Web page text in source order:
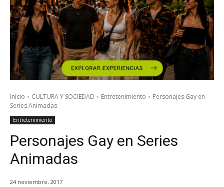
Inicio CULTURA Y SOCIEDAD Entretenimiento
Personajes Gay en
Series Animadas
Entretenimiento
Personajes Gay en Series
Animadas
24 noviembre, 2017